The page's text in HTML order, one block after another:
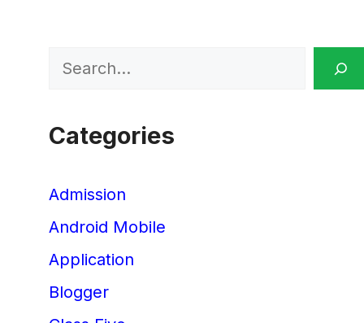
Search
Categories
Admission
Android Mobile
Application
Blogger